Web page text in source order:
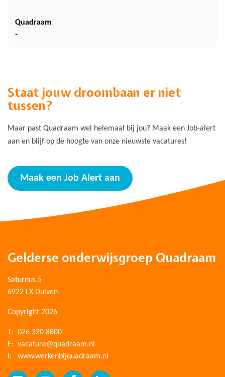
Quadraam
-
Staat jouw droombaan er niet
tussen?
Maar past Quadraam wel helemaal bij jou? Maak een Job-alert
aan en blijf op de hoogte van onze nieuwste vacatures!
Maak een Job Alert aan
Gelderse onderwijsgroep Quadraam
Saturnus 5
6922 LX Duiven
Copyright 2026
T:
026 320 8800
E: vacature@quadraam.nl
I:
www.werkenbijquadraam.nl